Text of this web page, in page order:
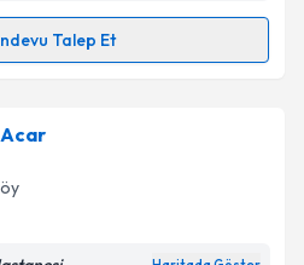
kabul ediyorum.
Talep Et
Talebi
randevu almanız için bir
e-posta ile bilgilendireceğiz.